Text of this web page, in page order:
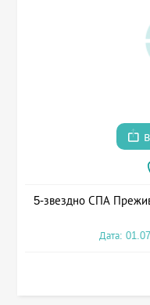
5-звездно СПА
Дата: